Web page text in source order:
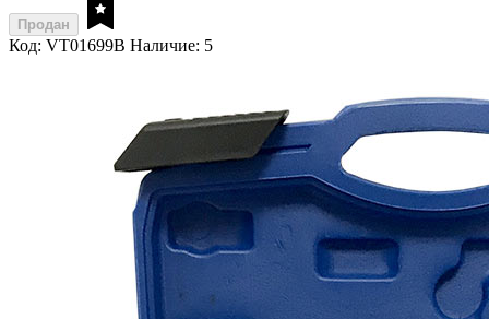
Продан
Код: VT01699B Наличие: 5